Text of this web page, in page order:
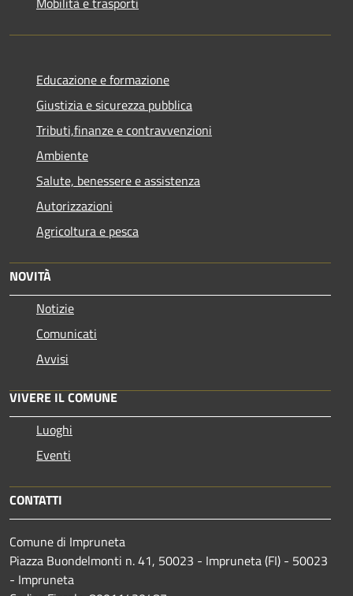
Educazione e formazione
Giustizia e sicurezza pubblica
Tributi,finanze e contravvenzioni
Ambiente
Salute, benessere e assistenza
Autorizzazioni
Agricoltura e pesca
NOVITÀ
Notizie
Comunicati
Avvisi
VIVERE IL COMUNE
Luoghi
Eventi
CONTATTI
Comune di Impruneta
Piazza Buondelmonti n. 41, 50023 - Impruneta (FI) - 50023
- Impruneta